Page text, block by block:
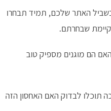
בשביל האתר שלכם, תמיד תבחרו
שבחרתם.
הם מוגנים מספיק טוב
תוכלו לבדוק האם האחסון הזה